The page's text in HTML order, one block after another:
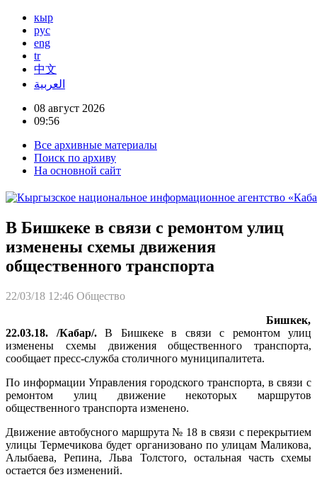
кыр
рус
eng
tr
中文
العربية
08 август 2026
09:56
Все архивные материалы
Поиск по архиву
На основной сайт
В Бишкеке в связи с ремонтом улиц
изменены схемы движения
общественного транспорта
22/03/18 12:46 Общество
Бишкек,
22.03.18. /Кабар/.В Бишкеке в связи с ремонтом улиц
изменены схемы движения общественного транспорта,
сообщает пресс-служба столичного муниципалитета.
По информации Управления городского транспорта, в связи с
ремонтом улиц движение некоторых маршрутов
общественного транспорта изменено.
Движение автобусного маршрута № 18 в связи с перекрытием
улицы Термечикова будет организовано по улицам Маликова,
Алыбаева, Репина, Льва Толстого, остальная часть схемы
остается без изменений.